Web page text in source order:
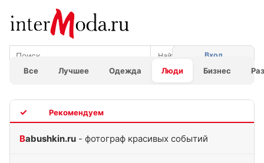
Все Лучшее Одежда Люди Бизнес
Вход
Babushkin.ru - фотограф красивых событий